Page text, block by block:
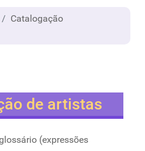
Catalogação
de artistas
(expressões